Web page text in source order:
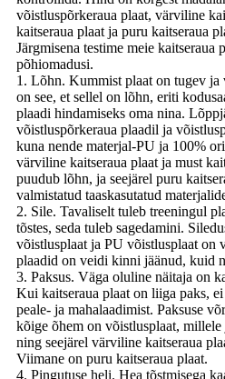
võistluspõrkeraua plaat, värviline
kaitseraua plaat ja puru kaitseraua
Järgmisena testime meie kaitseraua
põhiomadusi.
1. Lõhn. Kummist plaat on tugev ja
on see, et sellel on lõhn, eriti
plaadi hindamiseks oma nina.
võistluspõrkeraua plaadil ja
kuna nende materjal-PU ja 100%
värviline kaitseraua plaat ja must
puudub lõhn, ja seejärel puru
valmistatud taaskasutatud
2. Sile. Tavaliselt tuleb treeningul
tõstes, seda tuleb sagedamini.
võistlusplaat ja PU võistlusplaat on
plaadid on veidi kinni jäänud, kuid
3. Paksus. Väga oluline näitaja on
Kui kaitseraua plaat on liiga paks, ei
peale- ja mahalaadimist. Paksuse
kõige õhem on võistlusplaat,
ning seejärel värviline kaitseraua
Viimane on puru kaitseraua plaat.
4. Pingutuse heli. Hea tõstmisega